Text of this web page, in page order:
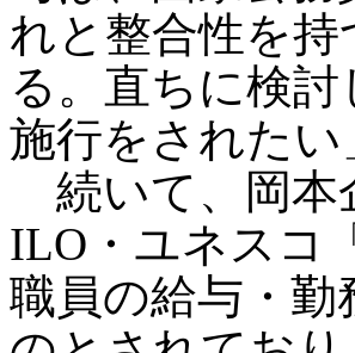
れと整合性を
る。直ちに検
施行をされた
続いて、岡本
ILO・ユネスコ
職員の給与・